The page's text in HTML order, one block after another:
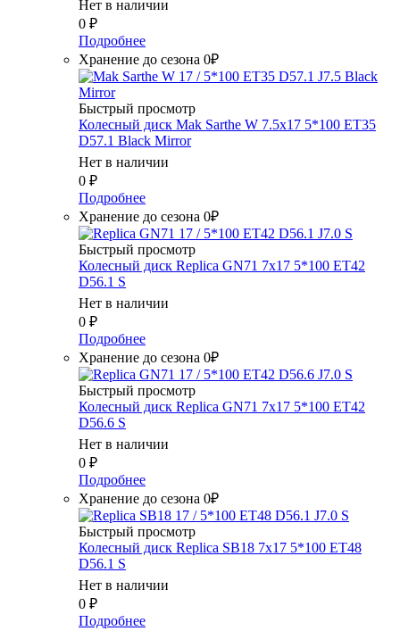
Нет в наличии
0 ₽
Подробнее
Хранение до сезона 0₽
Быстрый просмотр
Колесный диск Mak Sarthe W 7.5x17 5*100 ET35
D57.1 Black Mirror
Нет в наличии
0 ₽
Подробнее
Хранение до сезона 0₽
Быстрый просмотр
Колесный диск Replica GN71 7x17 5*100 ET42
D56.1 S
Нет в наличии
0 ₽
Подробнее
Хранение до сезона 0₽
Быстрый просмотр
Колесный диск Replica GN71 7x17 5*100 ET42
D56.6 S
Нет в наличии
0 ₽
Подробнее
Хранение до сезона 0₽
Быстрый просмотр
Колесный диск Replica SB18 7x17 5*100 ET48
D56.1 S
Нет в наличии
0 ₽
Подробнее